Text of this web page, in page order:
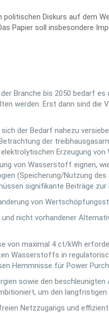
Diskurs auf dem
Papier soll insbesondere
Branche bis 2050 bedarf es
werden. Erst dann sind die
der Bedarf nahezu
der
Erzeugung
von Wasserstoff eignen,
(Speicherung/Nutzung
signifikante Beiträge zur
von
nicht vorhandener
maximal 4 ct/kWh
Wasserstoffs in
Hemmnisse für Power
sowie den beschleunigten
um den langfristigen
Netzzugangs und